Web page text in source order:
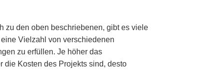
zu den oben beschriebenen, gibt es viele
Vielzahl von verschiedenen
zu erfüllen. Je höher das
die Kosten des Projekts sind, desto